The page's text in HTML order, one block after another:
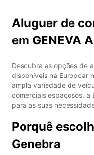
Aluguer de
em GENEVA
Descubra as opções de
disponíveis na Europcar
ampla variedade de
comerciais espaçosos, a
para as suas
Porquê
Genebra